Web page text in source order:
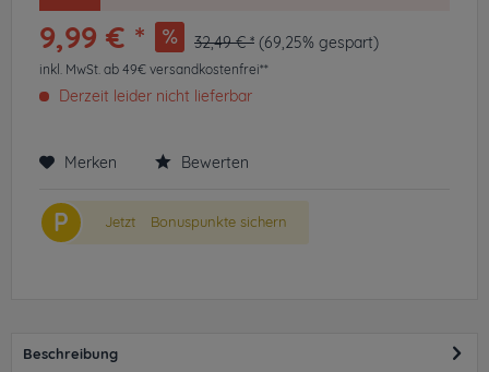
9,99 € * 32,49 € * (69,25% gespart)
inkl. MwSt. ab 49€ versandkostenfrei**
Derzeit leider nicht lieferbar
Merken Bewerten
P Jetzt Bonuspunkte sichern
Beschreibung